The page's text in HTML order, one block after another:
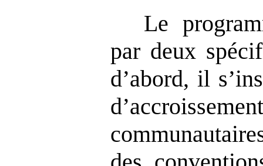
Le
par deux
d’abord, il